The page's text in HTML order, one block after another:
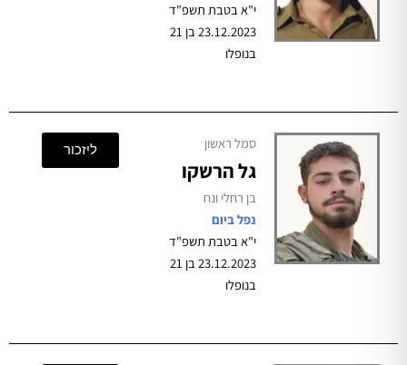
י"א בטבת תשפ"ד
23.12.2023 בן 21
סמל ראשון
גל הרשקו
בן רחלי ונח
נפל ביום
י"א בטבת תשפ"ד
23.12.2023 בן 21